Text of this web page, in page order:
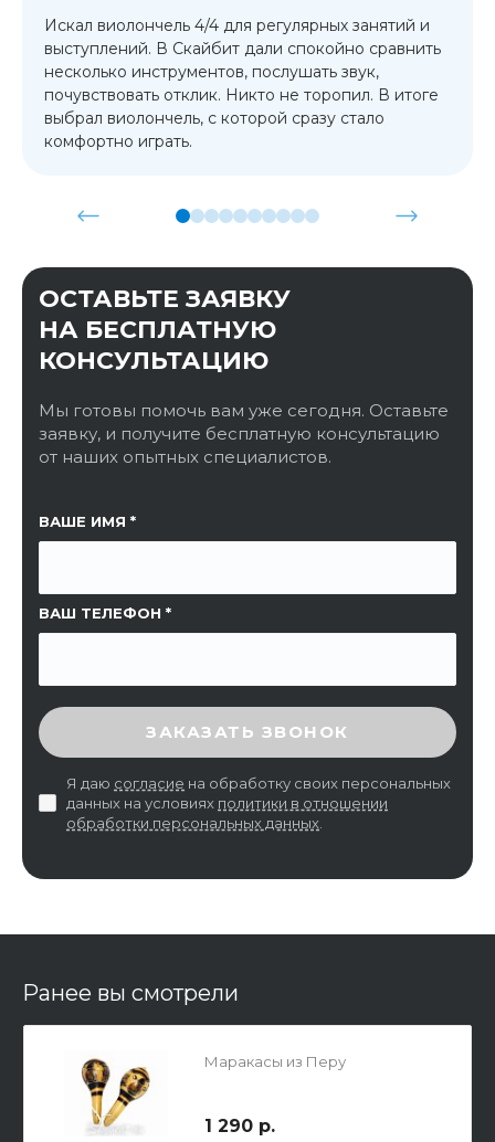
Искал виолончель 4/4 для регулярных занятий и
выступлений. В Скайбит дали спокойно сравнить
несколько инструментов, послушать звук,
почувствовать отклик. Никто не торопил. В итоге
выбрал виолончель, с которой сразу стало
комфортно играть.
ОСТАВЬТЕ ЗАЯВКУ
НА БЕСПЛАТНУЮ
КОНСУЛЬТАЦИЮ
Мы готовы помочь вам уже сегодня. Оставьте
заявку, и получите бесплатную консультацию
от наших опытных специалистов.
ВАШЕ ИМЯ
ВАШ ТЕЛЕФОН
ССЫЛКА НА СТРАНИЦУ
ВВЕДИТЕ ПРОВЕРОЧНЫЙ КОД
ЗАКАЗАТЬ ЗВОНОК
Я даю согласие на обработку своих персональных
данных на условиях политики в отношении
обработки персональных данных
Ранее вы смотрели
Маракасы из Перу
1 290 р.